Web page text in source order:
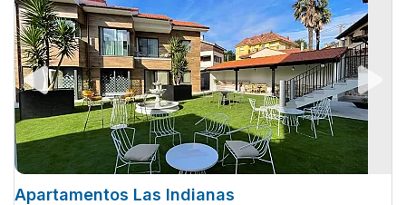
Apartamentos Las Indianas